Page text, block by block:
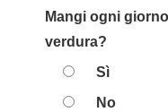
Mangi ogni
verdura?
Sì
No